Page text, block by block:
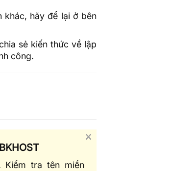
khác, hãy để lại ở bên
sẻ kiến thức về lập
công.
Kiểm tra tên miền